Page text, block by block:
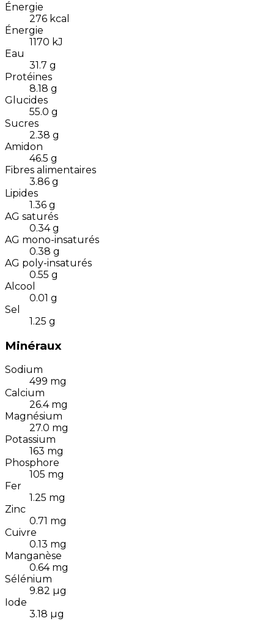
Énergie
276 kcal
Énergie
1170 kJ
Eau
31.7 g
Protéines
8.18 g
Glucides
55.0 g
Sucres
2.38 g
Amidon
46.5 g
Fibres alimentaires
3.86 g
Lipides
1.36 g
AG saturés
0.34 g
AG mono-insaturés
0.38 g
AG poly-insaturés
0.55 g
Alcool
0.01 g
Sel
1.25 g
Minéraux
Sodium
499 mg
Calcium
26.4 mg
Magnésium
27.0 mg
Potassium
163 mg
Phosphore
105 mg
Fer
1.25 mg
Zinc
0.71 mg
Cuivre
0.13 mg
Manganèse
0.64 mg
Sélénium
9.82 µg
Iode
3.18 µg